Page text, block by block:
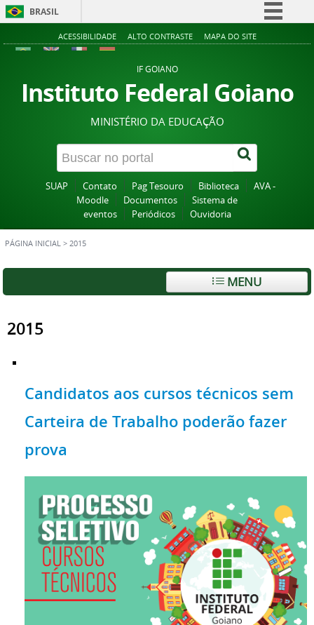
BRASIL
Simplifique!
Acesso à informação
Legislação
Canais
ACESSIBILIDADE ALTO CONTRASTE MAPA DO SITE
IF GOIANO
Instituto Federal Goiano
MINISTÉRIO DA EDUCAÇÃO
SUAP Contato Pag Tesouro Biblioteca
AVA -
Moodle
Documentos
Sistema de
eventos
Periódicos Ouvidoria
PÁGINA INICIAL > 2015
MENU
2015
Candidatos aos cursos técnicos sem
Carteira de Trabalho poderão fazer
prova